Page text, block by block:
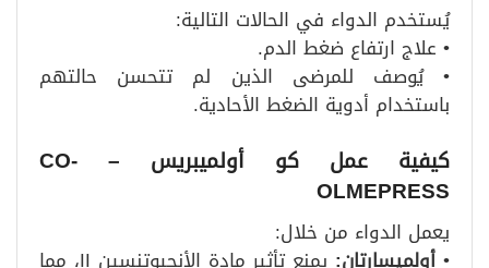
يُستخدم الدواء في الحالات التالية:
• علاج ارتفاع ضغط الدم.
• يُوصف للمرضى الذين لم تتحسن حالتهم
باستخدام أدوية الضغط الأحادية.
كيفية عمل كو أولميبريس – CO-
OLMEPRESS
يعمل الدواء من خلال:
• أولميسارتان:
يمنع تأثير مادة الأنجيوتنسين II، مما